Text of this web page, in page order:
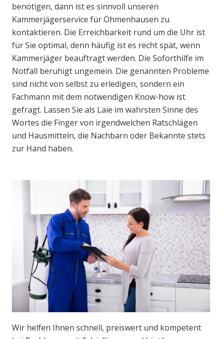
benötigen, dann ist es sinnvoll unseren
Kammerjägerservice für Ohmenhausen zu
kontaktieren. Die Erreichbarkeit rund um die Uhr ist
für Sie optimal, denn häufig ist es recht spät, wenn
Kammerjäger beauftragt werden. Die Soforthilfe im
Notfall beruhigt ungemein. Die genannten Probleme
sind nicht von selbst zu erledigen, sondern ein
Fachmann mit dem notwendigen Know-how ist
gefragt. Lassen Sie als Laie im wahrsten Sinne des
Wortes die Finger von irgendwelchen Ratschlägen
und Hausmitteln, die Nachbarn oder Bekannte stets
zur Hand haben.
Wir helfen Ihnen schnell, preiswert und kompetent